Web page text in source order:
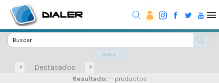
Filtro
Destacados
Resultado: -- productos